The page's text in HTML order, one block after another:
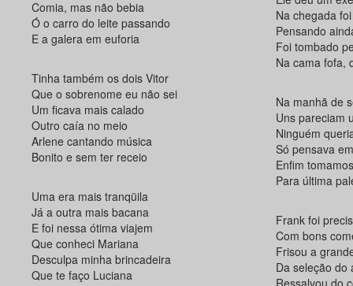
Comia, mas não bebia
Ó o carro do leite passando
E a galera em euforia
Tinha também os dois Vitor
Que o sobrenome eu não sei
Um ficava mais calado
Outro caía no meio
Arlene cantando música
Bonito e sem ter receio
Uma era mais tranqüila
Já a outra mais bacana
E foi nessa ótima viajem
Que conheci Mariana
Desculpa minha brincadeira
Que te faço Luciana
Na chegada
Pensando
Foi tombado
Na cama fofa,
Na manhã de
Uns pareciam
Ninguém
Só pensava
Enfim
Para última
Frank foi
Com bons
Frisou a
Da seleção do